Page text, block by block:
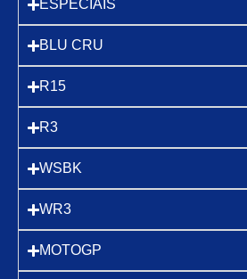
ESPECIAIS
BLU CRU
R15
R3
WSBK
WR3
MOTOGP